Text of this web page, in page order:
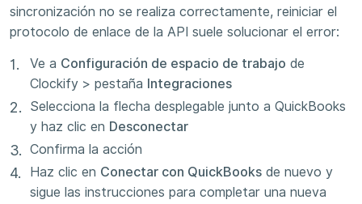
sincronización no se realiza correctamente, reiniciar el
protocolo de enlace de la API suele solucionar el error:
Ve a Configuración de espacio de trabajo de
Clockify > pestaña Integraciones
Selecciona la flecha desplegable junto a QuickBooks
y haz clic en Desconectar
Confirma la acción
Haz clic en Conectar con QuickBooks de nuevo y
sigue las instrucciones para completar una nueva